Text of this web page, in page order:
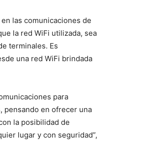
las comunicaciones de
la red WiFi utilizada, sea
terminales. Es
una red WiFi brindada
para
pensando en ofrecer una
la posibilidad de
lugar y con seguridad”,